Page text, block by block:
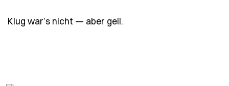
Klug war’s nicht — aber geil.